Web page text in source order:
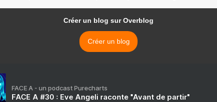
Créer un blog sur Overblog
Créer un blog
FACE A - un podcast Purecharts
FACE A #30 : Eve Angeli raconte "Avant de partir"